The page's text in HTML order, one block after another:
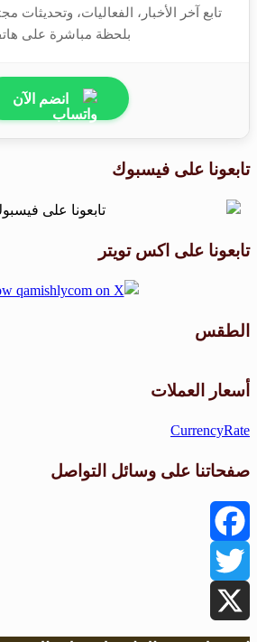
تابع آخر الأخبار، الفعاليات،
بلحظة مباشرة على
انضم الآن
تابعونا على فيسبوك
تابعونا على اكس تويتر
الطقس
أسعار العملات
CurrencyRate
صفحاتنا على وسائل التواصل
Facebook
Twitter